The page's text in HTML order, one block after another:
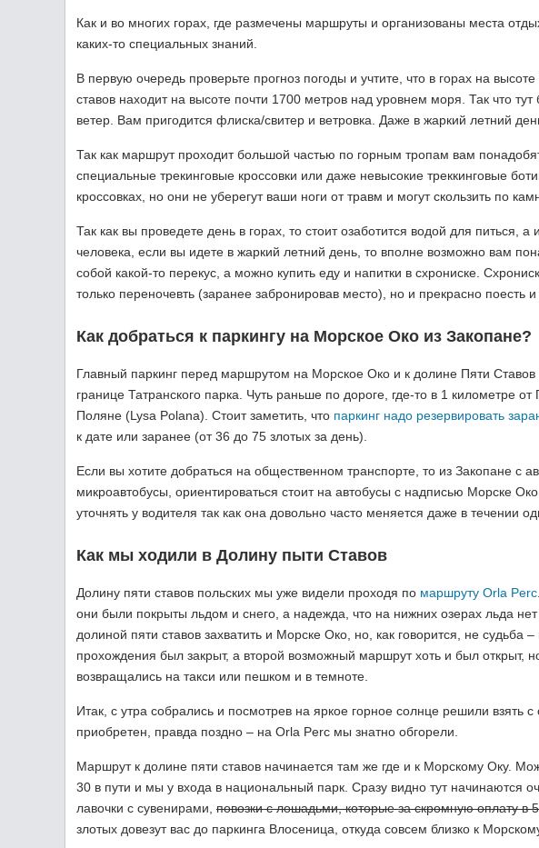
Как и во многих горах, где размечены маршруты и организованы места
каких-то специальных знаний.
В первую очередь проверьте прогноз погоды и учтите, что в горах на
ставов находит на высоте почти 1700 метров над уровнем моря. Так что
ветер. Вам пригодится флиска/свитер и ветровка. Даже в жаркий летний
Так как маршрут проходит большой частью по горным тропам вам
специальные трекинговые кроссовки или даже невысокие треккинговые
кроссовках, но они не уберегут ваши ноги от травм и могут скользить по
Так как вы проведете день в горах, то стоит озаботится водой для питься,
человека, если вы идете в жаркий летний день, то вполне возможно вам
собой какой-то перекус, а можно купить еду и напитки в схрониске.
только переночевть (заранее забронировав место), но и прекрасно поесть
Как добраться к паркингу на Морское Око из Закопане?
Главный паркинг перед маршрутом на Морское Око и к долине Пяти
границе Татранского парка. Чуть раньше по дороге, где-то в 1 километре
Поляне (Lysa Polana). Стоит заметить, что паркинг надо резервировать
к дате или заранее (от 36 до 75 злотых за день).
Если вы хотите добраться на общественном транспорте, то из Закопане с
микроавтобусы, ориентироваться стоит на автобусы с надписью Морске
уточнять у водителя так как она довольно часто меняется даже в течении
Как мы ходили в Долину пыти Ставов
Долину пяти ставов польских мы уже видели проходя по маршруту Orla Perc
они были покрыты льдом и снего, а надежда, что на нижних озерах льда
долиной пяти ставов захватить и Морске Око, но, как говорится, не
прохождения был закрыт, а второй возможный маршрут хоть и был открыт,
возвращались на такси или пешком и в темноте.
Итак, с утра собрались и посмотрев на яркое горное солнце решили взять
приобретен, правда поздно – на Orla Perc мы знатно обгорели.
Маршрут к долине пяти ставов начинается там же где и к Морскому Оку.
30 в пути и мы у входа в национальный парк. Сразу видно тут начинаются
лавочки с сувенирами, повозки с лошадьми, которые за скромную оплату в
злотых довезут вас до паркинга Влосеница, откуда совсем близко к